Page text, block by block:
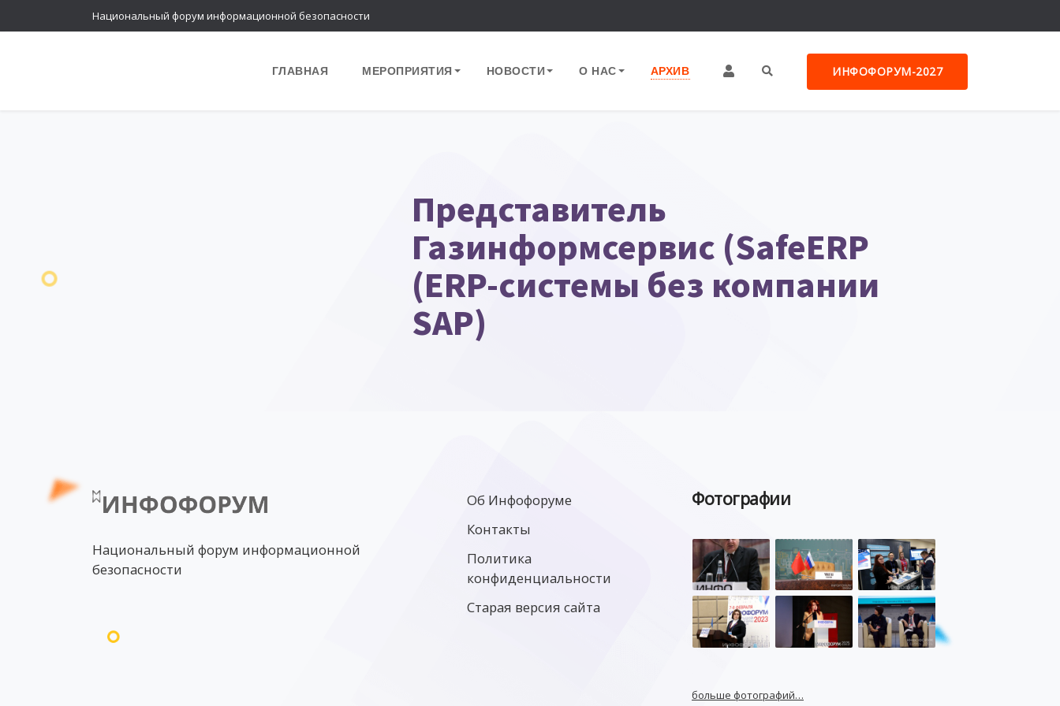
Национальный форум информационной безопасности
ГЛАВНАЯ МЕРОПРИЯТИЯ НОВОСТИ О НАС АРХИВ ИНФОФОРУМ-2027
Представитель
Газинформсервис (SafeERP
(ERP-системы без компании
SAP)
Национальный форум информационной
безопасности
Об Инфофоруме
Контакты
Политика
конфиденциальности
Старая версия сайта
Фотографии
больше фотографий…